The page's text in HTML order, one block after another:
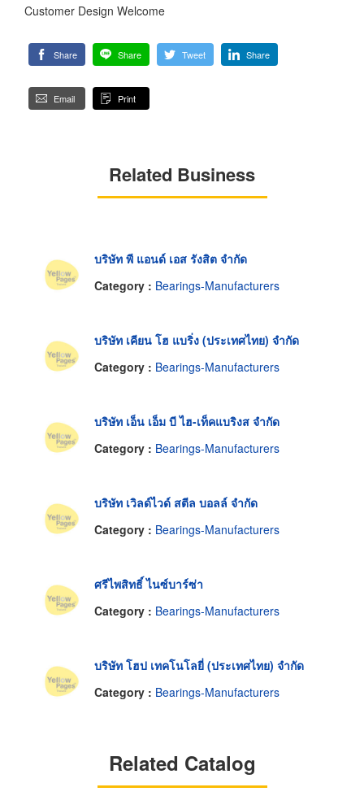
Customer Design Welcome
Share Share Tweet Share
Email Print
Related Business
บริษัท พี แอนด์ เอส รังสิต จำกัด
Category : Bearings-Manufacturers
บริษัท เคียน โฮ แบริ่ง (ประเทศไทย) จำกัด
Category : Bearings-Manufacturers
บริษัท เอ็น เอ็ม บี ไฮ-เท็คแบริงส จำกัด
Category : Bearings-Manufacturers
บริษัท เวิลด์ไวด์ สตีล บอลล์ จำกัด
Category : Bearings-Manufacturers
ศรีไพสิทธิ์ ไนซ์บาร์ซ่า
Category : Bearings-Manufacturers
บริษัท โฮป เทคโนโลยี่ (ประเทศไทย) จำกัด
Category : Bearings-Manufacturers
Related Catalog